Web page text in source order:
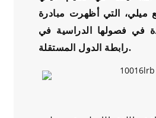
ميلي، التي أظهرت مبادرة
في فصولها الدراسية في
رابطة الدول المستقلة.